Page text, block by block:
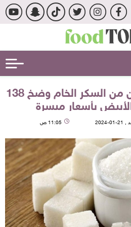
استيراد 537 ألف طن من السكر الخام وضخ 138
بأسعار ميسرة
11:05 ص